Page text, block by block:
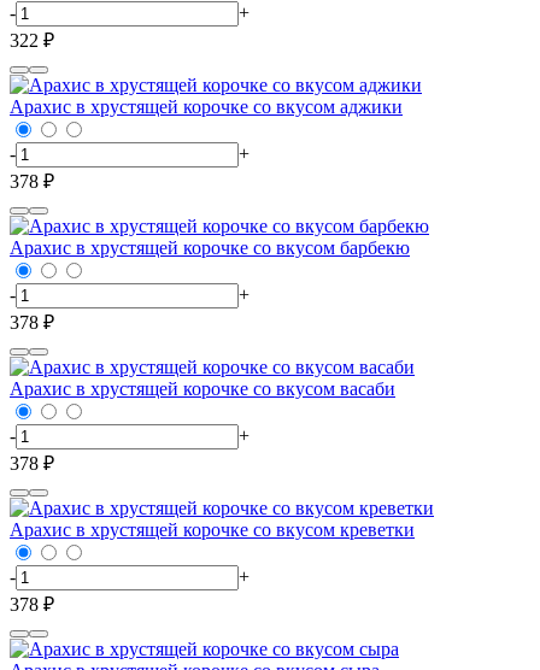
-
+
322 ₽
Арахис в хрустящей корочке со вкусом аджики
-
+
378 ₽
Арахис в хрустящей корочке со вкусом барбекю
-
+
378 ₽
Арахис в хрустящей корочке со вкусом васаби
-
+
378 ₽
Арахис в хрустящей корочке со вкусом креветки
-
+
378 ₽